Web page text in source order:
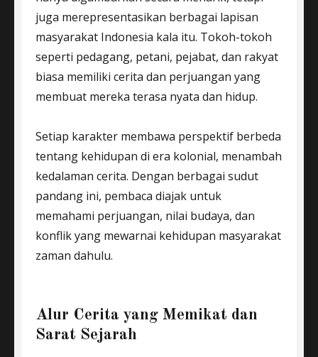
juga merepresentasikan berbagai lapisan
masyarakat Indonesia kala itu. Tokoh-tokoh
seperti pedagang, petani, pejabat, dan rakyat
biasa memiliki cerita dan perjuangan yang
membuat mereka terasa nyata dan hidup.
Setiap karakter membawa perspektif berbeda
tentang kehidupan di era kolonial, menambah
kedalaman cerita. Dengan berbagai sudut
pandang ini, pembaca diajak untuk
memahami perjuangan, nilai budaya, dan
konflik yang mewarnai kehidupan masyarakat
zaman dahulu.
Alur Cerita yang Memikat dan
Sarat Sejarah